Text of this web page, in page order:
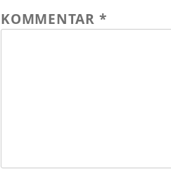
KOMMENTAR *